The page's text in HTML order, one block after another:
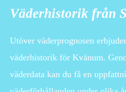
Väderhistorik från
Utöver väderprognosen
väderhistorik för Kvänum.
väderdata kan du få en